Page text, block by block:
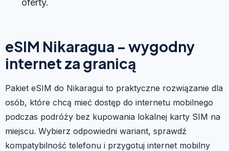
oferty.
eSIM Nikaragua – wygodny
internet za granicą
Pakiet eSIM do Nikaragui to praktyczne rozwiązanie dla
osób, które chcą mieć dostęp do internetu mobilnego
podczas podróży bez kupowania lokalnej karty SIM na
miejscu. Wybierz odpowiedni wariant, sprawdź
kompatybilność telefonu i przygotuj internet mobilny